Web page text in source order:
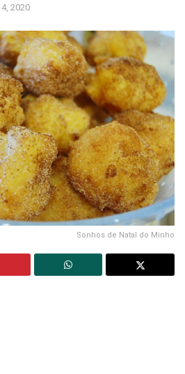
2020
Sonhos de Natal do Minho